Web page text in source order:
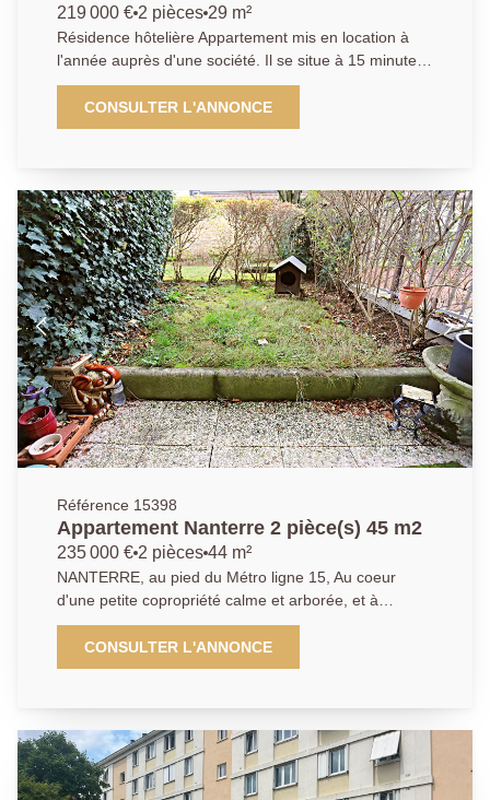
219 000 € 2 pièces 29 m²
Résidence hôtelière Appartement mis en location à
l'année auprès d'une société. Il se situe à 15 minutes
à pied du RER "Nanterre ville" et à proximité
immédiate des bus ainsi que de toutes les
commodités. Ce type 2, se compose d'une entrée,
Placement Retraite et Patrimoine Pour Investissement
loueur meublé Financé par revenus locatifs sécurisés
et réductions fiscales Future ligne de Tramway 2 à 5
minutes Résidence neuve avec Services et Gardien
Pour Etudiants (51 000 a moins de 20 minutes) En
étage avec balcon Vendu meublé équipé et loué
Revenus locatifs nets (un loyer trimestriel de 1 876,07
Euros Hors Charges) et non fiscalisés Revalorisés
annuellement et garantis par Banque Pas de charges
Occupation et Gestion pas possible 01.40.97.07.07,
AP/LT
CONSULTER L'ANNONCE
Référence 15398
Appartement Nanterre 2 pièce(s) 45 m2
235 000 € 2 pièces 44 m²
NANTERRE, au pied du Métro ligne 15, Au coeur
d'une petite copropriété calme et arborée, et à
proximité immédiate du futur métro ligne 15, nous
vous proposons cet appartement en rez-de-jardin,
avec un très beau potentiel. Il se compose d'une
séparé avec 1 chambre, une salle de bain, toilettes.
Cet appartement est très bien situé, proche de toutes
les commodités. Cave et un stationnement extérieur
CONSULTER L'ANNONCE